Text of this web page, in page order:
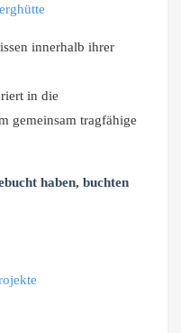
innerhalb ihrer
in die
gemeinsam tragfähige
haben, buchten